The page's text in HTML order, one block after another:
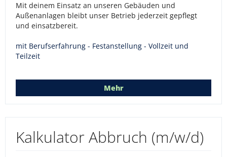
Mit deinem Einsatz an unseren Gebäuden und
Außenanlagen bleibt unser Betrieb jederzeit gepflegt
und einsatzbereit.
mit Berufserfahrung - Festanstellung - Vollzeit und
Teilzeit
Mehr
Kalkulator Abbruch (m/w/d)